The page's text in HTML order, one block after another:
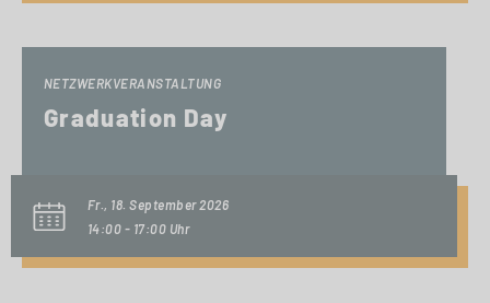
NETZWERKVERANSTALTUNG
Graduation Day
Fr., 18. September 2026
14:00 - 17:00 Uhr